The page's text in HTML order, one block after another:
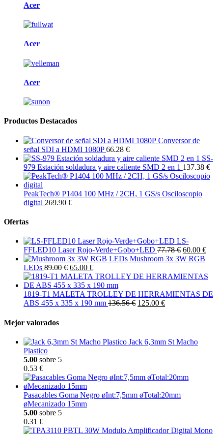
Acer
Acer
Acer
Productos Destacados
Conversor de
señal SDI a HDMI 1080P 66.28 €
SS-
979 Estación soldadura y aire caliente SMD 2 en 1 137.38 €
PeakTech® P1404 100 MHz / 2CH, 1 GS/s Osciloscopio
digital 269.90 €
Ofertas
LS-
FFLED10 Laser Rojo-Verde+Gobo+LED 77.78 € 60.00 €
Mushroom 3x 3W RGB
LEDs 89.00 € 65.00 €
1819-T1 MALETA TROLLEY DE HERRAMIENTAS DE
ABS 455 x 335 x 190 mm 136.56 € 125.00 €
Mejor valorados
Jack 6,3mm St Macho
Plastico
5.00 sobre 5
0.53 €
Pasacables Goma Negro øInt:7,5mm øTotal:20mm
øMecanizado 15mm
5.00 sobre 5
0.31 €